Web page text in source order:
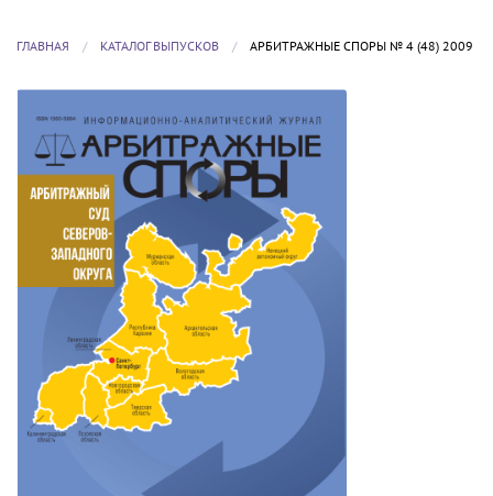
ГЛАВНАЯ КАТАЛОГ ВЫПУСКОВ АРБИТРАЖНЫЕ СПОРЫ № 4 (48) 2009